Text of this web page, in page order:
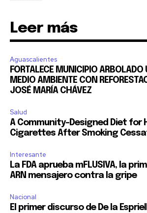
INBOX. Tu información está segura con
Acepto la
32,111
Seguidores Seguidores
Leer más
Aguascalientes
FORTALECE MUNICIPIO ARBOLADO
MEDIO AMBIENTE CON
JOSÉ MARÍA CHÁVEZ
Salud
A Community-Designed Diet for
Cigarettes After Smoking
Interesante
La FDA aprueba mFLUSIVA, la
ARN mensajero contra la gripe
Nacional
El primer discurso de De la